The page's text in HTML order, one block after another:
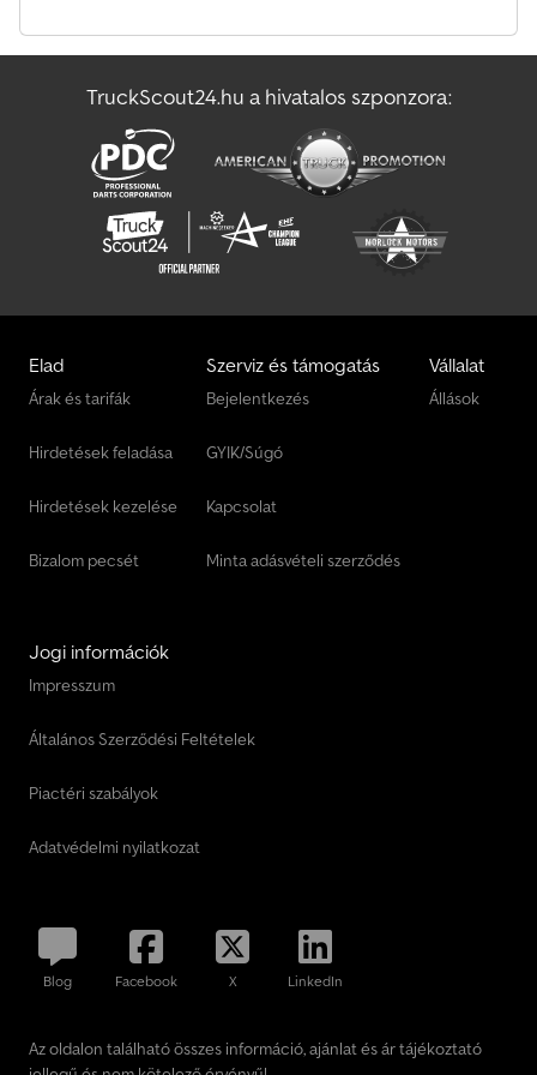
Mccormick Oldtimer
Oldtimer
TruckScout24.hu a hivatalos szponzora:
Elad
Árak és tarifák
Hirdetések feladása
Hirdetések kezelése
Bizalom pecsét
Szerviz és támogatás
Bejelentkezés
GYIK/Súgó
Kapcsolat
Minta adásvételi szerződés
Vállalat
Állások
Jogi információk
Impresszum
Általános Szerződési Feltételek
Piactéri szabályok
Adatvédelmi nyilatkozat
Blog Facebook X LinkedIn
Az oldalon található összes információ, ajánlat és ár tájékoztató